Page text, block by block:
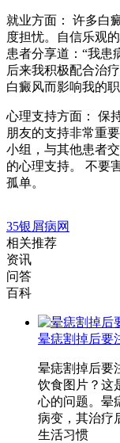
就业方面： 许多白
度担忧。自信乐观
患者分享道：“我患
后来我积极配合治
白癜风而影响我的
心理支持方面： 保
朋友的支持非常重
小组，与其他患者
的心理支持。 不要
孤单。
35银屑病网
相关推荐
资讯
问答
百科
晕痣割掉后要
晕痣割掉后要
饮食图片？这
心的问题。晕
病变，其治疗
生活习惯